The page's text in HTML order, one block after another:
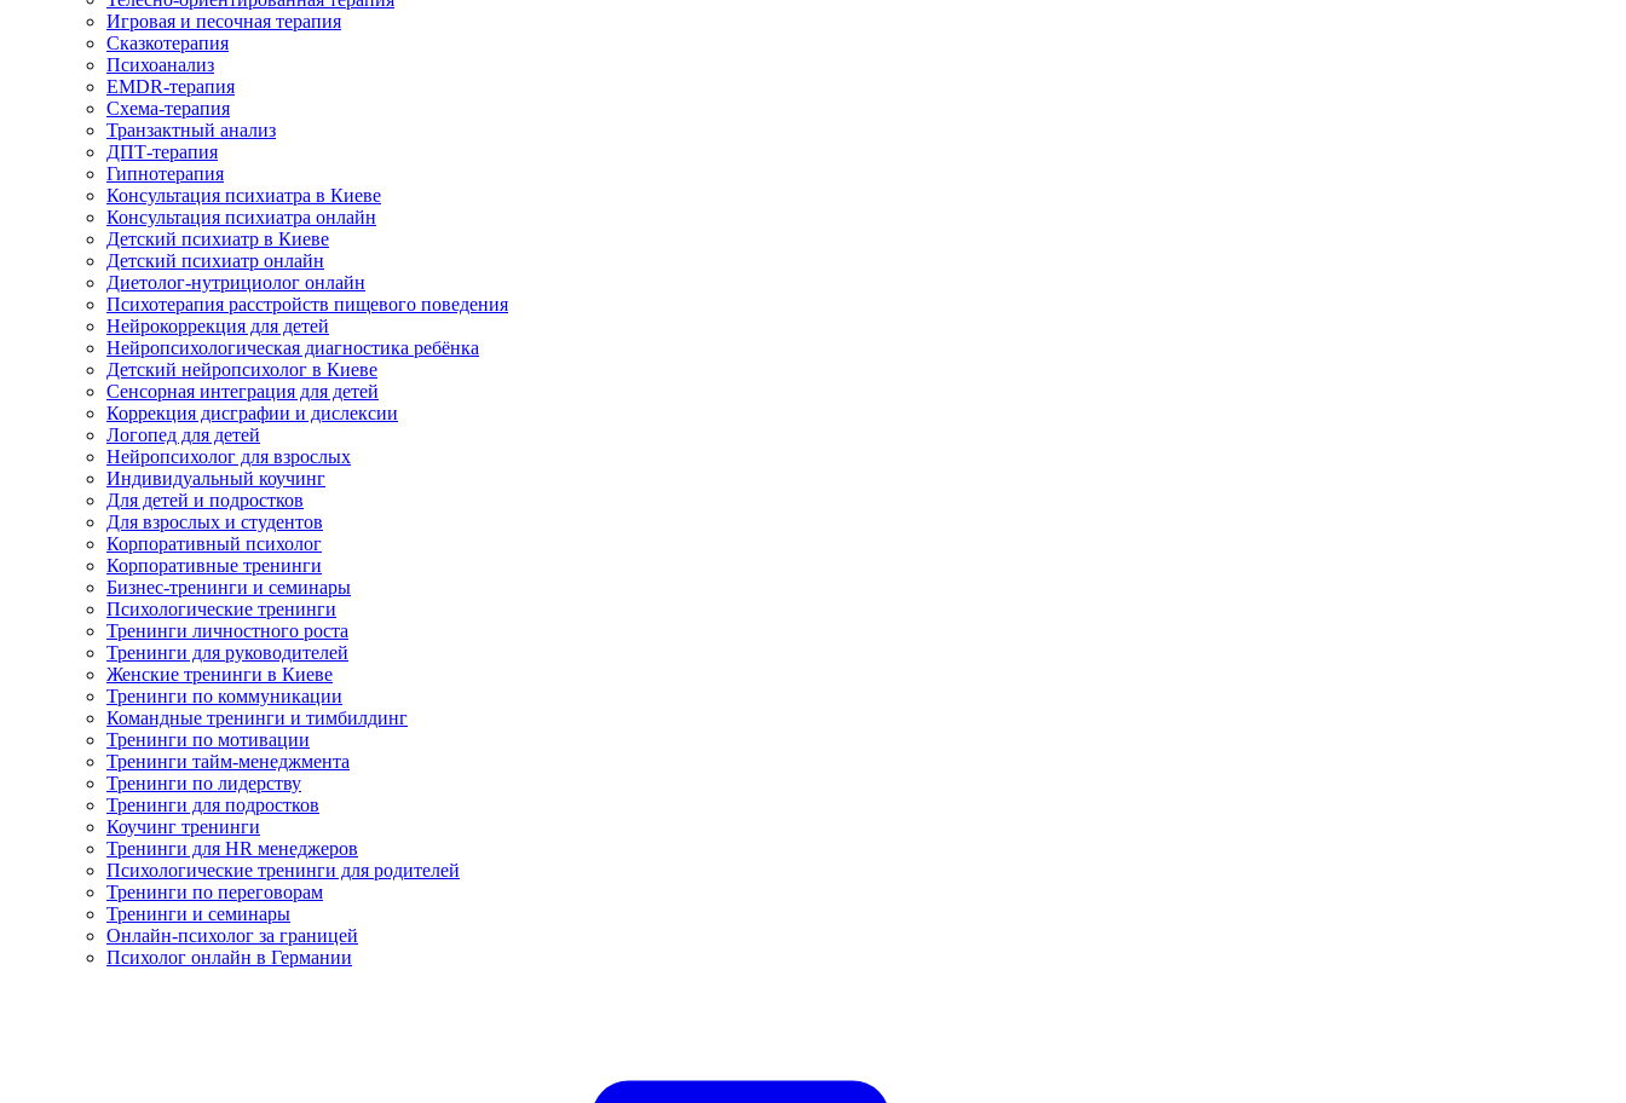
Игровая и песочная терапия
Сказкотерапия
Психоанализ
EMDR-терапия
Схема-терапия
Транзактный анализ
ДПТ-терапия
Гипнотерапия
Консультация психиатра в Киеве
Консультация психиатра онлайн
Детский психиатр в Киеве
Детский психиатр онлайн
Диетолог-нутрициолог онлайн
Психотерапия расстройств пищевого поведения
Нейрокоррекция для детей
Нейропсихологическая диагностика ребёнка
Детский нейропсихолог в Киеве
Сенсорная интеграция для детей
Коррекция дисграфии и дислексии
Логопед для детей
Нейропсихолог для взрослых
Индивидуальный коучинг
Для детей и подростков
Для взрослых и студентов
Корпоративный психолог
Корпоративные тренинги
Бизнес-тренинги и семинары
Психологические тренинги
Тренинги личностного роста
Тренинги для руководителей
Женские тренинги в Киеве
Тренинги по коммуникации
Командные тренинги и тимбилдинг
Тренинги по мотивации
Тренинги тайм-менеджмента
Тренинги по лидерству
Тренинги для подростков
Коучинг тренинги
Тренинги для HR менеджеров
Психологические тренинги для родителей
Тренинги по переговорам
Тренинги и семинары
Онлайн-психолог за границей
Психолог онлайн в Германии